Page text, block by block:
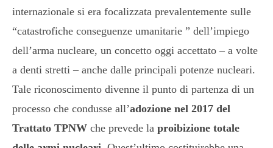
internazionale si era focalizzata prevalentemente sulle
“catastrofiche conseguenze umanitarie ” dell’impiego
dell’arma nucleare, un concetto oggi accettato – a volte
a denti stretti – anche dalle principali potenze nucleari.
Tale riconoscimento divenne il punto di partenza di un
processo che condusse all’adozione nel 2017 del
Trattato TPNW che prevede la proibizione totale